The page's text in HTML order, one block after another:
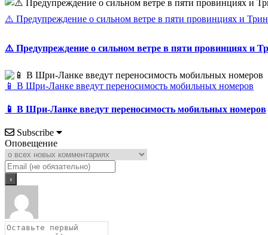
⚠️ Предупреждение о сильном ветре в пяти провинциях и
⚠️ Предупреждение о сильном ветре в пяти провинциях и
📱 В Шри-Ланке введут переносимость мобильных номеров
📱 В Шри-Ланке введут переносимость мобильных номеров
Subscribe
Оповещение